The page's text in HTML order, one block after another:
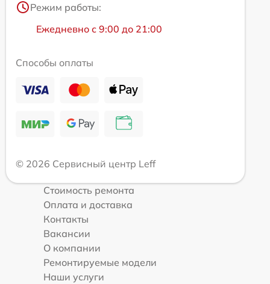
Режим работы:
Ежедневно с 9:00 до 21:00
Способы оплаты
© 2026 Сервисный центр Leff
Стоимость ремонта
Оплата и доставка
Контакты
Вакансии
О компании
Ремонтируемые модели
Наши услуги